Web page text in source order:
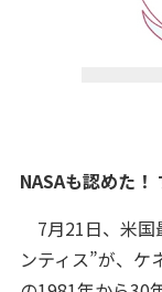
NASAも認めた！
7月21日、米国
ンティス”が、ケ